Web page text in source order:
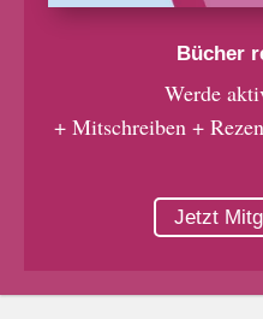
Bücher
Werde
+ Mitschreiben +
Jetzt